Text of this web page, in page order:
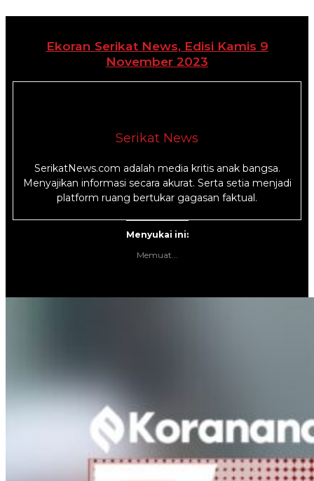
Ekoran Serikat News, Edisi Kamis 9
November 2023
Serikat News
SerikatNews.com adalah media kritis anak bangsa.
Menyajikan informasi secara akurat. Serta setia menjadi
platform ruang bertukar gagasan faktual.
Menyukai ini:
Memuat...